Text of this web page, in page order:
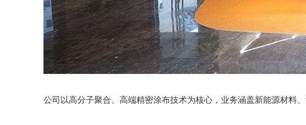
公司以高分子聚合、高端精密涂布技术为核心，业务涵盖新能源材料